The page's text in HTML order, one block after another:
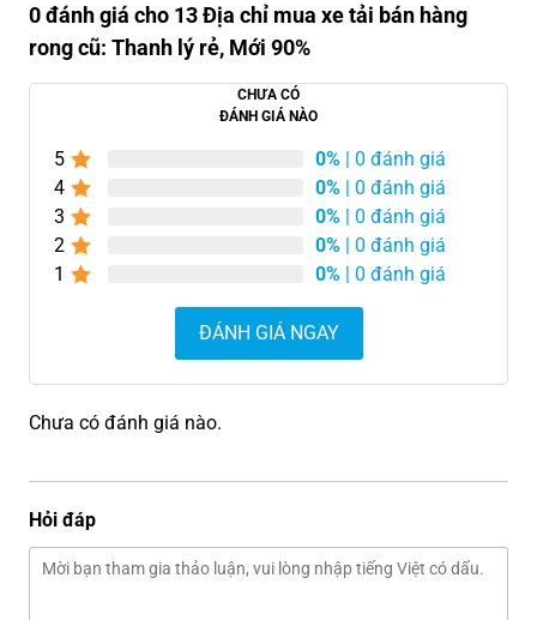
0 đánh giá cho 13 Địa chỉ mua xe tải bán hàng
rong cũ: Thanh lý rẻ, Mới 90%
CHƯA CÓ
ĐÁNH GIÁ NÀO
5 0% | 0 đánh giá
4
0% | 0 đánh giá
3
0% | 0 đánh giá
2
0% | 0 đánh giá
1
0% | 0 đánh giá
ĐÁNH GIÁ NGAY
Chưa có đánh giá nào.
Hỏi đáp